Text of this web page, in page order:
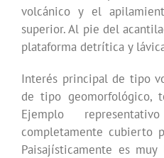
volcánico y el
superior. Al pie del
plataforma detrítica y
Interés principal de tipo
de tipo geomorfológico,
Ejemplo
completamente cubierto
Paisajísticamente es